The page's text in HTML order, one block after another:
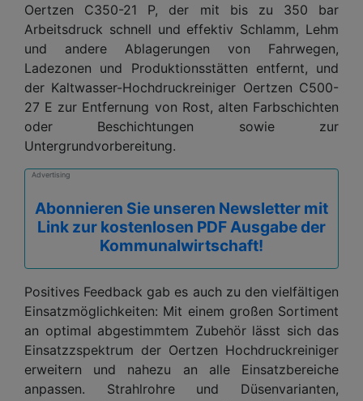
Oertzen C350-21 P, der mit bis zu 350 bar
Arbeitsdruck schnell und effektiv Schlamm, Lehm
und andere Ablagerungen von Fahrwegen,
Ladezonen und Produktionsstätten entfernt, und
der Kaltwasser-Hochdruckreiniger Oertzen C500-
27 E zur Entfernung von Rost, alten Farbschichten
oder Beschichtun­gen sowie zur
Untergrundvorbereitung.
Advertising
Abonnieren Sie unseren Newsletter mit
Link zur kostenlosen PDF Ausgabe der
Kommunalwirtschaft!
Positives Feedback gab es auch zu den vielfältigen
Einsatzmöglichkeiten: Mit einem großen Sortiment
an optimal abgestimmtem Zubehör lässt sich das
Einsatzzspektrum der Oertzen Hochdruckreiniger
erweitern und nahezu an alle Einsatzbereiche
anpassen. Strahlrohre und Düsenvarianten,